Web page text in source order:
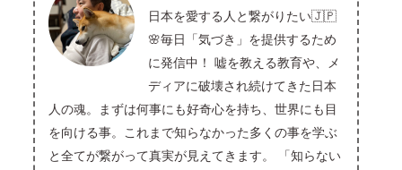
日本を愛する人と繋がりたい🇯🇵
🌸毎日「気づき」を提供するため
に発信中！ 嘘を教える教育や、メ
ディアに破壊され続けてきた日本
人の魂。まずは何事にも好奇心を持ち、世界にも目
を向ける事。これまで知らなかった多くの事を学ぶ
と全てが繋がって真実が見えてきます。 「知らない